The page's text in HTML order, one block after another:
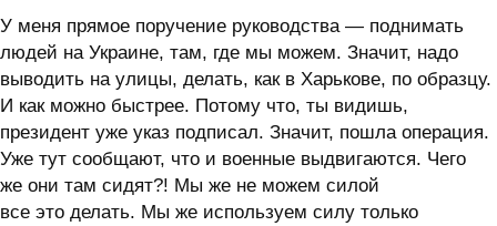
У меня прямое поручение руководства — поднимать
людей на Украине, там, где мы можем. Значит, надо
выводить на улицы, делать, как в Харькове, по образцу.
И как можно быстрее. Потому что, ты видишь,
президент уже указ подписал. Значит, пошла операция.
Уже тут сообщают, что и военные выдвигаются. Чего
же они там сидят?! Мы же не можем силой
все это делать. Мы же используем силу только